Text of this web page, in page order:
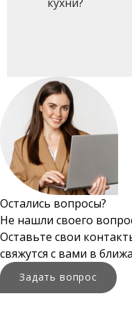
Остались вопросы?
Не нашли своего
Оставьте свои
свяжутся с вами в
Задать вопрос